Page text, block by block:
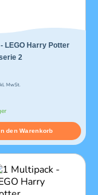
LEGO Harry Potter
2
MwSt.
den Warenkorb